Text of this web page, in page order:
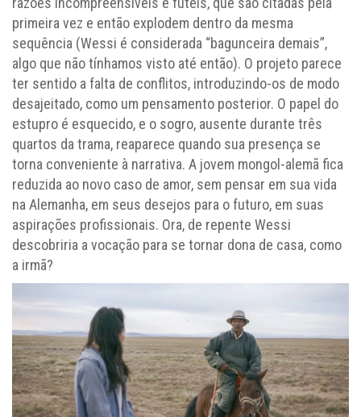
primeira vez e então explodem dentro da mesma
sequência (Wessi é considerada “bagunceira demais”,
algo que não tínhamos visto até então). O projeto parece
ter sentido a falta de conflitos, introduzindo-os de modo
desajeitado, como um pensamento posterior. O papel do
estupro é esquecido, e o sogro, ausente durante três
quartos da trama, reaparece quando sua presença se
torna conveniente à narrativa. A jovem mongol-alemã fica
reduzida ao novo caso de amor, sem pensar em sua vida
na Alemanha, em seus desejos para o futuro, em suas
aspirações profissionais. Ora, de repente Wessi
descobriria a vocação para se tornar dona de casa, como
a irmã?